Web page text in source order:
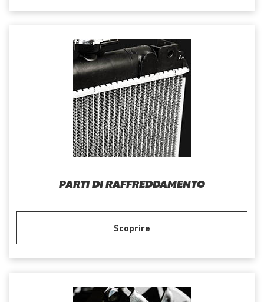
PARTI DI RAFFREDDAMENTO
Scoprire